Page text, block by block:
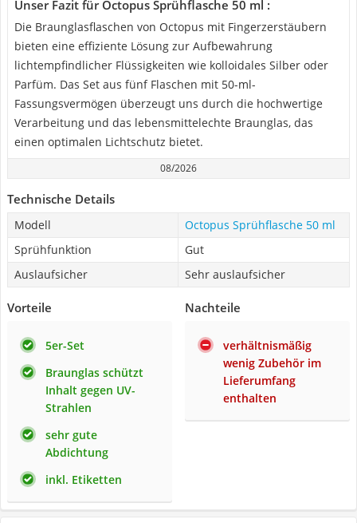
Unser Fazit für Octopus Sprühflasche 50 ml :
Die Braunglasflaschen von Octopus mit Fingerzerstäubern
bieten eine effiziente Lösung zur Aufbewahrung
lichtempfindlicher Flüssigkeiten wie kolloidales Silber oder
Parfüm. Das Set aus fünf Flaschen mit 50-ml-
Fassungsvermögen überzeugt uns durch die hochwertige
Verarbeitung und das lebensmittelechte Braunglas, das
einen optimalen Lichtschutz bietet.
08/2026
Technische Details
Modell
Octopus Sprühflasche 50 ml
Sprühfunktion
Gut
Auslaufsicher
Sehr auslaufsicher
Vorteile
5er-Set
Braunglas schützt
Inhalt gegen UV-
Strahlen
sehr gute
Abdichtung
inkl. Etiketten
Nachteile
verhältnismäßig
wenig Zubehör im
Lieferumfang
enthalten